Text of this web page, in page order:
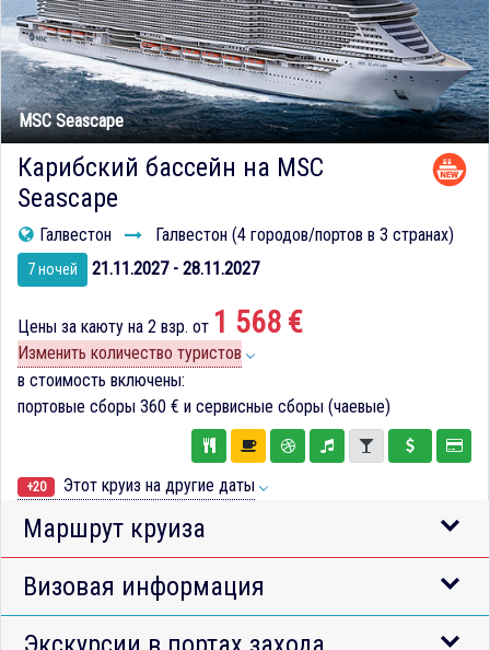
MSC Seascape
Карибский бассейн на MSC
Seascape
Галвестон Галвестон (4 городов/портов в 3 странах)
7 ночей 21.11.2027 - 28.11.2027
Цены за каюту на 2 взр. от 1 568 €
Изменить количество туристов
в стоимость включены:
портовые сборы 360 € и сервисные сборы (чаевые)
+20 Этот круиз на другие даты
Маршрут круиза
Визовая информация